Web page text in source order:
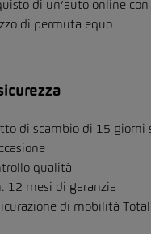
di un’auto online
di permuta equo
di scambio di 15 giorni
qualità
12 mesi di garanzia
di mobilità